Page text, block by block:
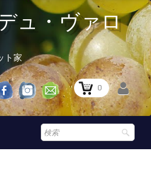
ュ・ヴァロ
ト家
0